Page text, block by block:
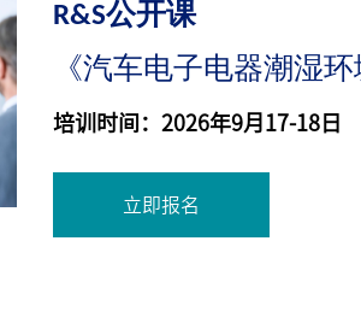
R&S公开课
《汽车电子电器潮湿
培训时间：2026年9月17-18
立即报名